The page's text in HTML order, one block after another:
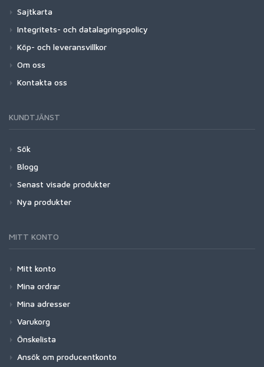
Sajtkarta
Integritets- och datalagringspolicy
Köp- och leveransvillkor
Om oss
Kontakta oss
KUNDTJÄNST
Sök
Blogg
Senast visade produkter
Nya produkter
MITT KONTO
Mitt konto
Mina ordrar
Mina adresser
Varukorg
Önskelista
Ansök om producentkonto